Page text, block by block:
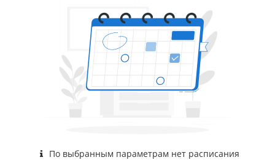
По выбранным параметрам нет расписания